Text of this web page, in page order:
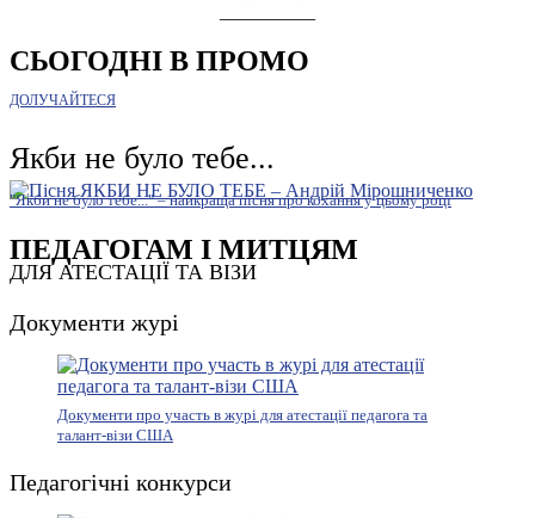
СЬОГОДНІ В ПРОМО
ДОЛУЧАЙТЕСЯ
Якби не було тебе...
"Якби не було тебе..." – найкраща пісня про кохання у цьому році
ПЕДАГОГАМ І МИТЦЯМ
ДЛЯ АТЕСТАЦІЇ ТА ВІЗИ
Документи журі
Документи про участь в журі для атестації педагога та
талант-візи США
Педагогічні конкурси